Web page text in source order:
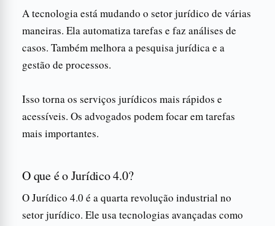
A tecnologia está mudando o setor jurídico de várias
maneiras. Ela automatiza tarefas e faz análises de
casos. Também melhora a pesquisa jurídica e a
gestão de processos.
Isso torna os serviços jurídicos mais rápidos e
acessíveis. Os advogados podem focar em tarefas
mais importantes.
O que é o Jurídico 4.0?
O Jurídico 4.0 é a quarta revolução industrial no
setor jurídico. Ele usa tecnologias avançadas como